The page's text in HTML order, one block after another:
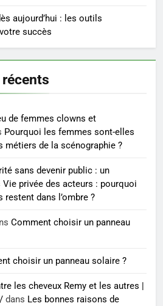
secrets révélés pour une
éclatante grâce à The
seniors: aménagement et
exercices
ÊTRE
Voyance à La Rochelle : où
à un tarif juste ?
ÊTRE
aujourd’hui : les outils
succès
de femmes clowns et
Pourquoi les femmes sont-elles
métiers de la scénographie ?
sans devenir public : un
Vie privée des acteurs : pourquoi
dans l’ombre ?
Comment choisir un panneau
choisir un panneau solaire ?
les cheveux Remy et les autres |
dans Les bonnes raisons de